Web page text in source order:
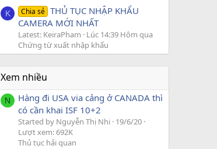
K Chia sẻ THỦ TỤC NHẬP KHẨU
CAMERA MỚI NHẤT
Latest: KeiraPham
Lúc 14:39 Hôm qua
Chứng từ xuất nhập khẩu
Xem nhiều
N
Hàng đi USA via cảng ở CANADA thì
có cần khai ISF 10+2
Started by Nguyễn Thị Nhi 19/6/20
Lượt xem: 692K
Thủ tục hải quan